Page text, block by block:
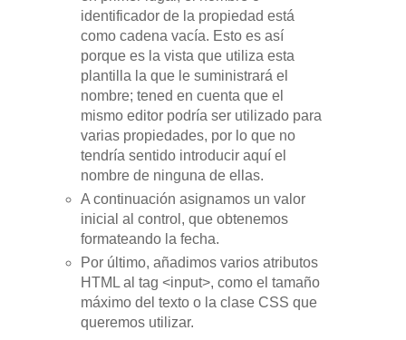
identificador de la propiedad está
como cadena vacía. Esto es así
porque es la vista que utiliza esta
plantilla la que le suministrará el
nombre; tened en cuenta que el
mismo editor podría ser utilizado para
varias propiedades, por lo que no
tendría sentido introducir aquí el
nombre de ninguna de ellas.
A continuación asignamos un valor
inicial al control, que obtenemos
formateando la fecha.
Por último, añadimos varios atributos
HTML al tag <input>, como el tamaño
máximo del texto o la clase CSS que
queremos utilizar.